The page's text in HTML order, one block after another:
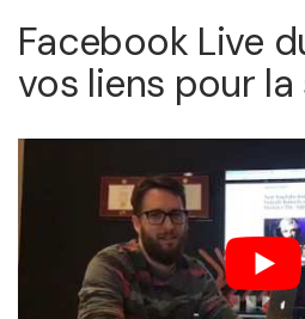
Facebook Live
vos liens pour la